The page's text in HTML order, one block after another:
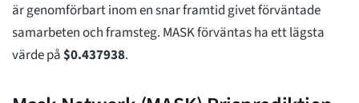
är genomförbart inom en snar framtid givet förväntade
samarbeten och framsteg. MASK förväntas ha ett lägsta
värde på$0.437938.